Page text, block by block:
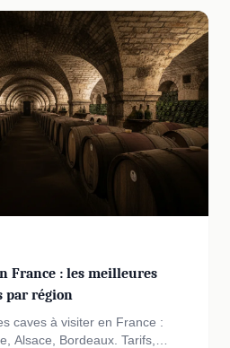
France : les meilleures
par région
caves à visiter en France :
Alsace, Bordeaux. Tarifs,